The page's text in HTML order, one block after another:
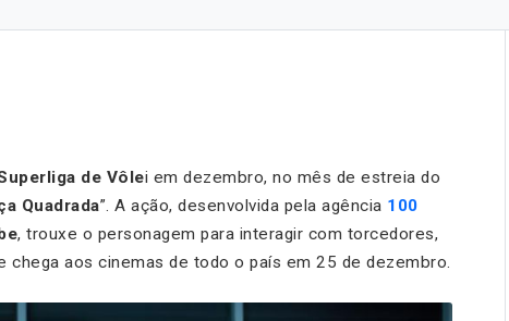
de Vôlei em dezembro, no mês de estreia do
Quadrada”. A ação, desenvolvida pela agência 100
, trouxe o personagem para interagir com torcedores,
aos cinemas de todo o país em 25 de dezembro.